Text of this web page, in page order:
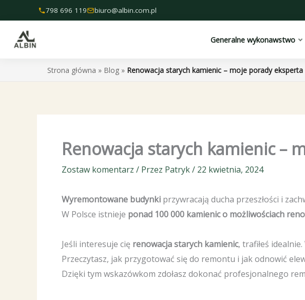
do
treści
798 696 119 biuro@albin.com.pl
Generalne wykonawstwo
Strona główna » Blog » Renowacja starych kamienic – moje porady eksperta
Renowacja starych kamienic –
Zostaw komentarz / Przez Patryk/ 22 kwietnia, 2024
Wyremontowane budynki przywracają ducha przeszłości i
W Polsce istnieje ponad 100 000 kamienic o możliwościach
Jeśli interesuje cię renowacja starych kamienic, trafiłeś
Przeczytasz, jak przygotować się do remontu i jak odnowić
Dzięki tym wskazówkom zdołasz dokonać profesjonalnego